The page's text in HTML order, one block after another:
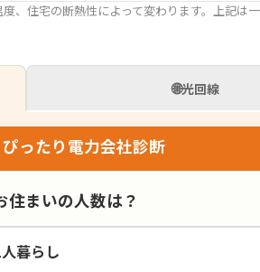
、住宅の断熱性によって変わります。上記は
🌐光回線
ったり電力会社診断
住まいの人数は？
暮らし